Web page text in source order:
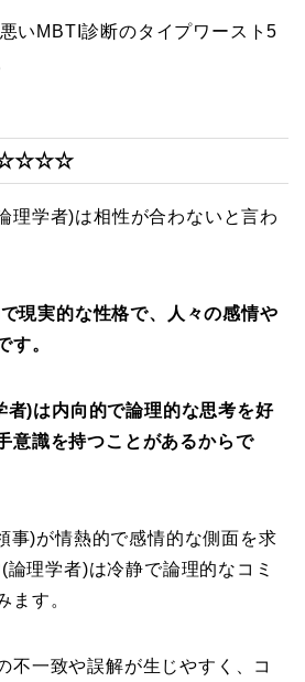
いMBTI診断のタイプワースト5
理学者)は相性が合わないと言わ
現実的な性格で、人々の感情や
す。
者)は内向的で論理的な思考を好
意識を持つことがあるからで
事)が情熱的で感情的な側面を求
理学者)は冷静で論理的なコミ
ます。
不一致や誤解が生じやすく、コ